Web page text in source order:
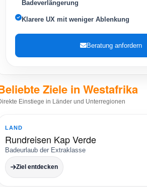
Badeverlängerung
Klarere UX mit weniger Ablenkung
Beratung anfordern
Ziele in Westafrika
Einstiege in Länder und Unterregionen
LAND
Rundreisen Kap Verde
Badeurlaub der Extraklasse
Ziel entdecken